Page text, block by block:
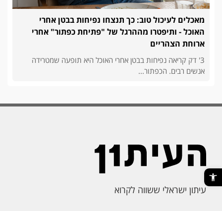
פתח סרגל נגישות
מאכלים לעיכול טוב: כך תנצחו נפיחות בבטן אחרי
האוכל - ותיפטרו מההרגל של "פתיחת כפתור" אחרי
ארוחת הצהריים
3' דק קריאה נפיחות בבטן אחרי האוכל היא תופעה שמטרידה
אנשים רבים. הכפתור...
עיתון ישראלי ששווה לקרוא